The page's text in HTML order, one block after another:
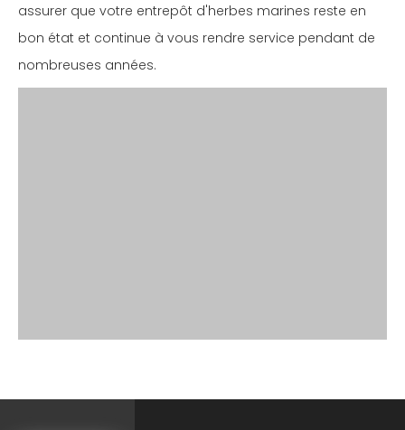
assurer que votre entrepôt d'herbes marines reste en
bon état et continue à vous rendre service pendant de
nombreuses années.